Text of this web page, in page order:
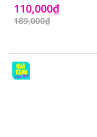
110,000₫
189,000₫